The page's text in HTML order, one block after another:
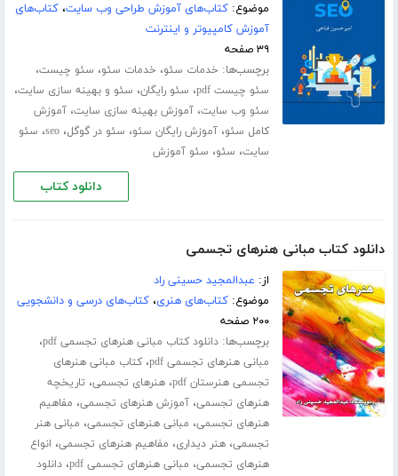
موضوع:کتاب‌های آموزش طراحی وب سایت،کتاب‌های
آموزش کامپیوتر و اینترنت
۳۹ صفحه
برچسب‌ها: خدمات سئو، خدمات سئو، سئو چیست،
سئو چیست pdf ، سئو رایگان، سئو و بهینه سازی سایت،
سئو وب سایت،آموزش بهینه سازی سایت،آموزش
کامل سئو،آموزش رایگان سئو، سئو در گوگل،seo، سئو
سایت، سئو، سئو آموزش
دانلود کتاب
دانلود کتاب مبانی هنرهای تجسمی
از: عبدالمجید حسینی راد
موضوع:کتاب‌های هنری،کتاب‌های درسی و دانشجویی
۲۰۰ صفحه
برچسب‌ها:دانلود کتاب مبانی هنرهای تجسمی pdf ،
مبانی هنرهای تجسمی pdf ،کتاب مبانی هنرهای
تجسمی هنرستان pdf
،هنرهای تجسمی، تاریخچه
هنرهای تجسمی،آموزش هنرهای تجسمی، مفاهیم
هنرهای تجسمی، مبانی هنرهای تجسمی، مبانی هنر
تجسمی،هنر دیداری، مفاهیم هنرهای تجسمی، انواع
هنرهای تجسمی، مبانی هنرهای تجسمی pdf ،دانلود